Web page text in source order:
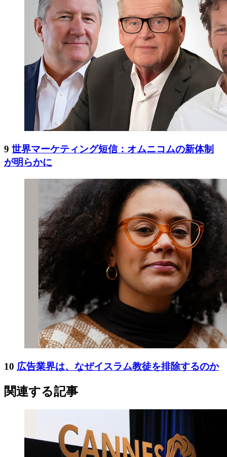
9 世界マーケティング短信：オムニコムの新体制
が明らかに
10 広告業界は、なぜイスラム教徒を排除するのか
関連する記事